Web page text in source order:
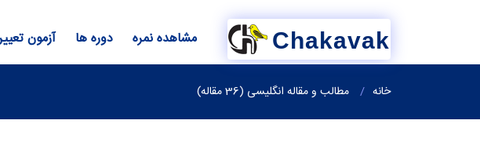
Chakavak مشاهده نمره دوره ها آزمون
خانه مطالب و مقاله انگلیسی (36 مقاله)